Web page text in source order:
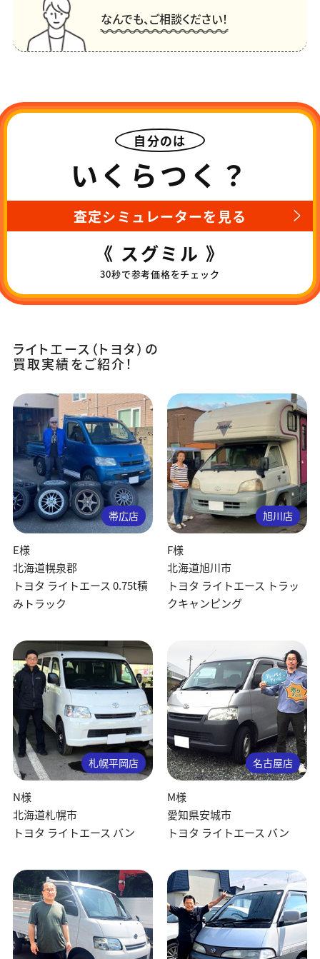
なんでも、ご相談ください！
自分のは
いくらつく？
査定シミュレーターを見る
《 スグミル 》
30秒で参考価格をチェック
ライトエース（トヨタ）の
買取実績をご紹介！
帯広店
E様
北海道幌泉郡
トヨタ ライトエース 0.75t積
みトラック
旭川店
F様
北海道旭川市
トヨタ ライトエース トラッ
クキャンピング
札幌平岡店
N様
北海道札幌市
トヨタ ライトエース バン
名古屋店
M様
愛知県安城市
トヨタ ライトエース バン